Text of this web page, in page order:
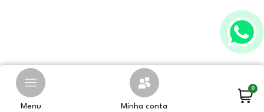
Menu Minha conta
0